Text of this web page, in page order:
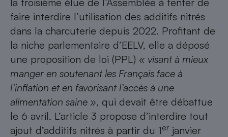
faire interdire l’utilisation des additifs nitrés
dans la charcuterie depuis 2022. Profitant de
la niche parlementaire d’EELV, elle a déposé
une proposition de loi (PPL) « visant à mieux
manger en soutenant les Français face à
l’inflation et en favorisant l’accès à une
alimentation saine », qui devait être débattue
le 6 avril. L’article 3 propose d’interdire tout
ajout d’additifs nitrés à partir du 1er janvier